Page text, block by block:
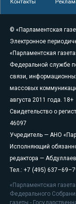
Контакты
© «Парламентская
Электронное
«Парламентская
Федеральной службе
связи,
массовых
августа 2011 года. 18+
Свидетельство о
46097
Учредитель — АНО
Исполняющий
редактора —
Тел.: +7 (495)
«Парламентская
Федерального
газеты -